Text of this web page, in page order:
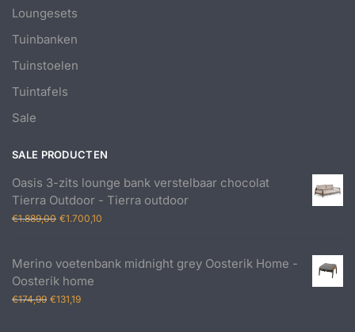
Loungesets
Tuinbanken
Tuinstoelen
Tuintafels
Sale
SALE PRODUCTEN
Oasis 3-zits lounge bank verstelbaar chocolat
Tierra Outdoor - Tierra outdoor
€1.889,00 Oorspronkelijke
€1.889,00.
€1.700,10
€1.700,10.
Merino voetenbank midnight grey Oosterik Home -
Oosterik home
€174,99 Oorspronkelijke
€131,19Huidige